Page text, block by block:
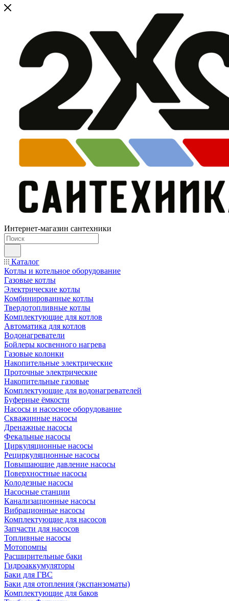
Интернет-магазин сантехники
Каталог
Котлы и котельное оборудование
Газовые котлы
Электрические котлы
Комбинированные котлы
Твердотопливные котлы
Комплектующие для котлов
Автоматика для котлов
Водонагреватели
Бойлеры косвенного нагрева
Газовые колонки
Накопительные электрические
Проточные электрические
Накопительные газовые
Комплектующие для водонагревателей
Буферные ёмкости
Насосы и насосное оборудование
Скважинные насосы
Дренажные насосы
Фекальные насосы
Циркуляционные насосы
Рециркуляционные насосы
Повышающие давление насосы
Поверхностные насосы
Колодезные насосы
Насосные станции
Канализационные насосы
Вибрационные насосы
Комплектующие для насосов
Запчасти для насосов
Топливные насосы
Мотопомпы
Расширительные баки
Гидроаккумуляторы
Баки для ГВС
Баки для отопления (экспанзоматы)
Комплектующие для баков